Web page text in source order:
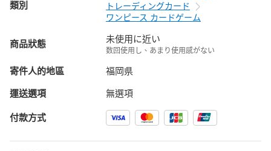
類別
トレーディングカード
ワンピース カードゲーム
商品狀態 未使用に近い
数回使用し、あまり使用感がない
寄件人的地區 福岡県
運送選項 無選項
付款方式